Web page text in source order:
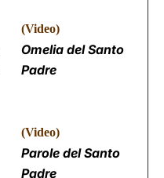
(Video)
Omelia del Santo
Padre
(Video)
Parole del Santo
Padre